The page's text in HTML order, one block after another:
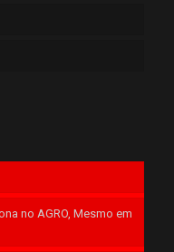
no AGRO, Mesmo em